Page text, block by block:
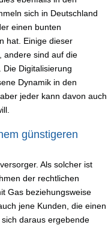
sich in Deutschland
einen bunten
hat. Einige dieser
andere sind auf die
Digitalisierung
Dynamik in den
jeder kann davon auch
günstigeren
Als solcher ist
der rechtlichen
Gas beziehungsweise
jene Kunden, die einen
daraus ergebende